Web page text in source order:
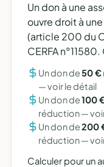
Un don à une
ouvre droit à
(article 200 du
CERFA
Un don de50 €
—voir le détail
Un don de100
réduction —
Un don de200
réduction —
Calculer pour un